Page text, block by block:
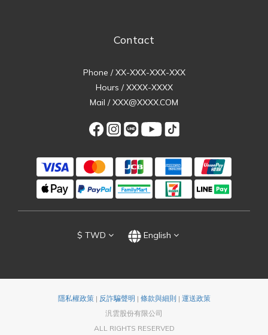
Contact
Phone / XX-XXX-XXX-XXX
Hours / XXXX-XXXX
Mail / XXX@XXXX.COM
$ TWD English
隱私權政策| 反詐騙聲明 | 條款與細則 | 運送政策
汎雲股份有限公司
ALL RIGHTS RESERVED